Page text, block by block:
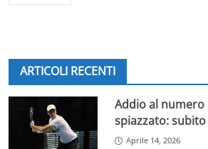
ARTICOLI RECENTI
Addio al numero
spiazzato:
Aprile 14, 2026